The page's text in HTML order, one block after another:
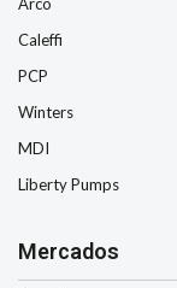
Caleffi
PCP
Winters
MDI
Liberty Pumps
Mercados